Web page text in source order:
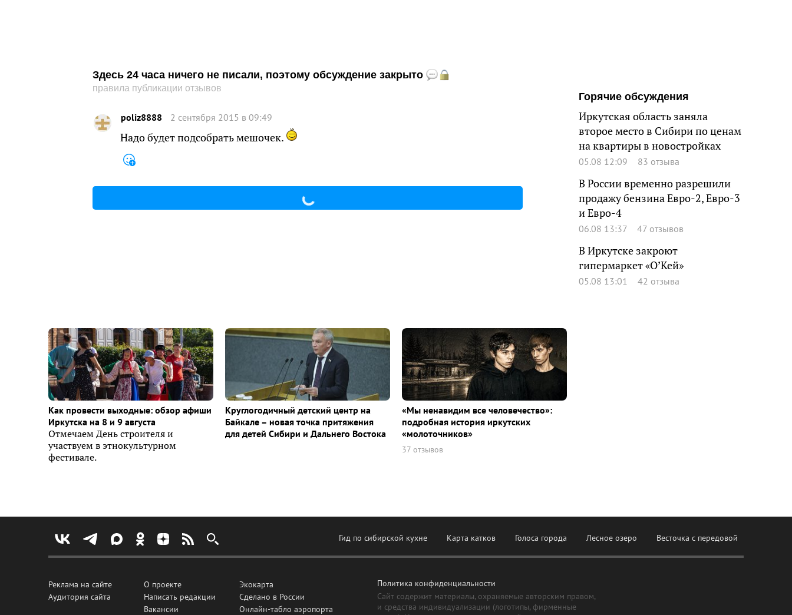
Здесь 24 часа ничего не писали, поэтому обсуждение закрыто
правила публикации отзывов
poliz8888 2 сентября 2015 в 09:49
Надо будет подсобрать мешочек.
Горячие обсуждения
Иркутская область заняла
второе место в Сибири по ценам
на квартиры в новостройках
05.08 12:09 83 отзыва
В России временно разрешили
продажу бензина Евро-2, Евро-3
и Евро-4
06.08 13:37 47 отзывов
В Иркутске закроют
гипермаркет «О’Кей»
05.08 13:01 42 отзыва
Как провести выходные: обзор афиши
Иркутска на 8 и 9 августа
Отмечаем День строителя и
участвуем в этнокультурном
фестивале.
Круглогодичный детский центр на
Байкале – новая точка притяжения
для детей Сибири и Дальнего Востока
«Мы ненавидим все человечество»:
подробная история иркутских
«молоточников»
37 отзывов
Гид по сибирской кухне Карта катков Голоса города Лесное озеро Весточка с передовой
Реклама на сайте
Аудитория сайта
О проекте
Написать редакции
Вакансии
Экокарта
Сделано в России
Онлайн-табло аэропорта
Политика конфиденциальности
Сайт содержит материалы, охраняемые авторским правом,
и средства индивидуализации (логотипы, фирменные